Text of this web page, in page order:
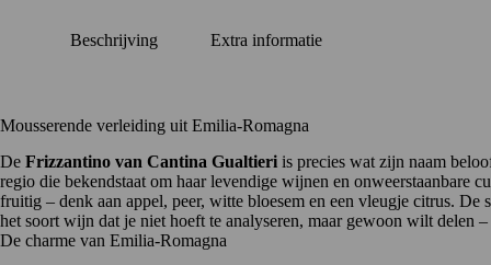
Beschrijving Extra informatie
Mousserende verleiding uit Emilia-Romagna
De Frizzantino van Cantina Gualtieri is precies wat zijn naam
regio die bekendstaat om haar levendige wijnen en onweerstaanbare
fruitig – denk aan appel, peer, witte bloesem en een vleugje citrus.
het soort wijn dat je niet hoeft te analyseren, maar gewoon wilt delen
De charme van Emilia-Romagna